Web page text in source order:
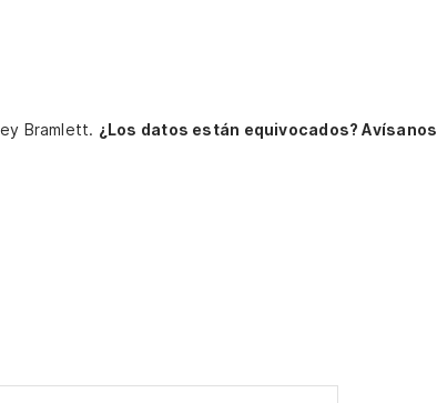
Bramlett. ¿Los datos están equivocados?